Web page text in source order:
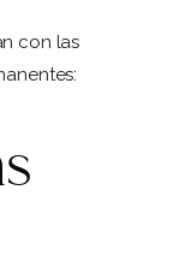
con las